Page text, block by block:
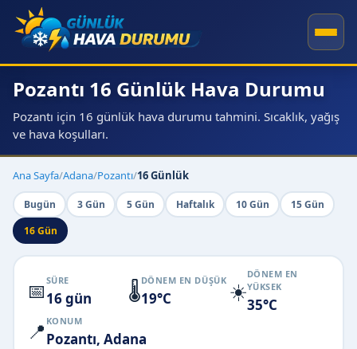
Pozantı 16 Günlük Hava Durumu
Pozantı için 16 günlük hava durumu tahmini. Sıcaklık, yağış
ve hava koşulları.
Ana Sayfa/Adana/Pozantı/16 Günlük
Bugün 3 Gün 5 Gün Haftalık 10 Gün
15 Gün
16 Gün
📅 SÜRE
16 gün 🌡️DÖNEM EN DÜŞÜK
19°C ☀️
DÖNEM EN
YÜKSEK
35°C
📍 KONUM
Pozantı, Adana